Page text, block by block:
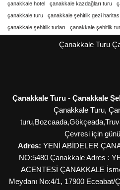
çanakkale hotel
çanakkale kazdağları turu
çanakkale turu
çanakkale şehitlik gezi haritası
çanakkale şehitlik turları
çanakkale şehitlik
Çanakkale Turu
Çanakkale Turu - Çanakkale
Çanakkale Turu,
Çevresi için
Adres: YENİ ABİDELER
NO:5480 Çanakkale Adres :
ACENTESİ ÇANAKKALE
Meydanı No:4/1, 17900 Eceabat/